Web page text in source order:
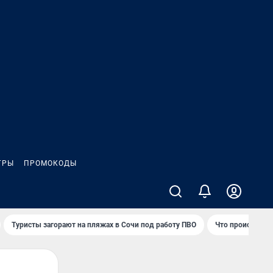
ПРОМОКОДЫ
Туристы загорают на пляжах в Сочи под работу ПВО Что происходит